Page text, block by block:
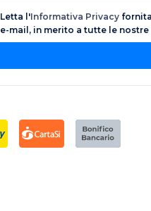
Letta l'Informativa Privacy
e-mail, in merito a tutte le